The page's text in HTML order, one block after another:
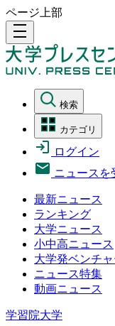
ページ上部
density_medium
検索
カテゴリ
ログイン
ニュースを
最新ニュース
ランキング
大学ニュース
小中高ニュース
大学発ベンチ
ニュース特集
動画ニュース
学習院大学